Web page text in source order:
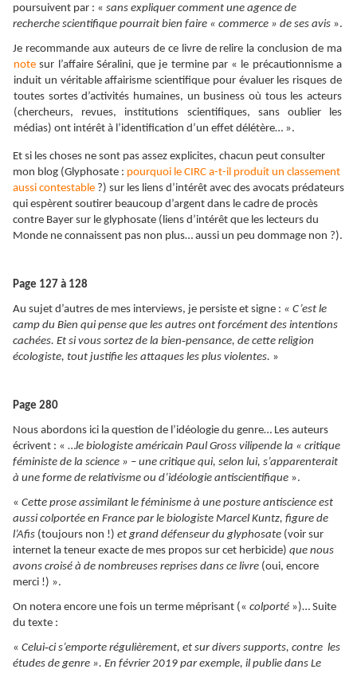
poursuivent par : « sans expliquer comment une agence de
recherche scientifique pourrait bien faire « commerce » de ses avis ».
Je recommande aux auteurs de ce livre de relire la conclusion de ma
note sur l’affaire Séralini, que je termine par « le précautionnisme a
induit un véritable affairisme scientifique pour évaluer les risques de
toutes sortes d’activités humaines, un business où tous les acteurs
(chercheurs, revues, institutions scientifiques, sans oublier les
médias) ont intérêt à l’identification d’un effet délétère… ».
Et si les choses ne sont pas assez explicites, chacun peut consulter
mon blog (Glyphosate : pourquoi le CIRC a-t-il produit un classement
aussi contestable ?) sur les liens d’intérêt avec des avocats prédateurs
qui espèrent soutirer beaucoup d’argent dans le cadre de procès
contre Bayer sur le glyphosate (liens d’intérêt que les lecteurs du
Monde ne connaissent pas non plus… aussi un peu dommage non ?).
Page 127 à 128
Au sujet d’autres de mes interviews, je persiste et signe : « C’est le
camp du Bien qui pense que les autres ont forcément des intentions
cachées. Et si vous sortez de la bien‑pensance, de cette religion
écologiste, tout justifie les attaques les plus violentes. »
Page 280
Nous abordons ici la question de l’idéologie du genre… Les auteurs
écrivent : « …le biologiste américain Paul Gross vilipende la « critique
féministe de la science » – une critique qui, selon lui, s’apparenterait
à une forme de relativisme ou d’idéologie antiscientifique ».
« Cette prose assimilant le féminisme à une posture antiscience est
aussi colportée en France par le biologiste Marcel Kuntz, figure de
l’Afis (toujours non !) et grand défenseur du glyphosate (voir sur
internet la teneur exacte de mes propos sur cet herbicide) que nous
avons croisé à de nombreuses reprises dans ce livre (oui, encore
merci !) ».
On notera encore une fois un terme méprisant (« colporté »)… Suite
du texte :
« Celui‑ci s’emporte régulièrement, et sur divers supports, contre les
études de genre ». En février 2019 par exemple, il publie dans Le